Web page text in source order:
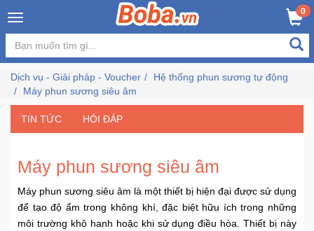
×
Đăng
nhập
Trang
Đang
0
Dịch vụ - Giải pháp - Voucher
Hệ thống phun sương tự động
Máy phun sương siêu âm
TIN TỨC HỎI ĐÁP
Máy phun sương siêu âm
Máy phun sương siêu âm là một thiết bị hiện đại được sử dụng
để tạo độ ẩm trong không khí, đặc biệt hữu ích trong những
môi trường khô hanh hoặc khi sử dụng điều hòa. Thiết bị này